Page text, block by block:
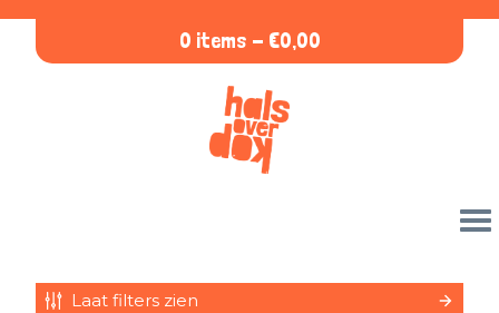
0 items - €0,00
Laat filters zien